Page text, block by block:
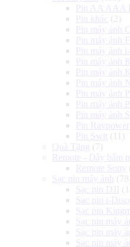
Pin AA AAA
Pin khác (2)
Pin máy ảnh
Pin máy ảnh
Pin máy ảnh
Pin máy ảnh
Pin máy ảnh
Pin máy ảnh
Pin máy ảnh
Pin máy ảnh
Pin máy ảnh
Pin Ravpower
Pin Swit (11)
Quà Tặng (7)
Remote - Dây bấm
Remote Sony
Sạc pin máy ảnh
Sạc pin DJI
Sạc pin i-
Sạc pin
Sạc pin máy
Sạc pin máy
Sạc pin máy